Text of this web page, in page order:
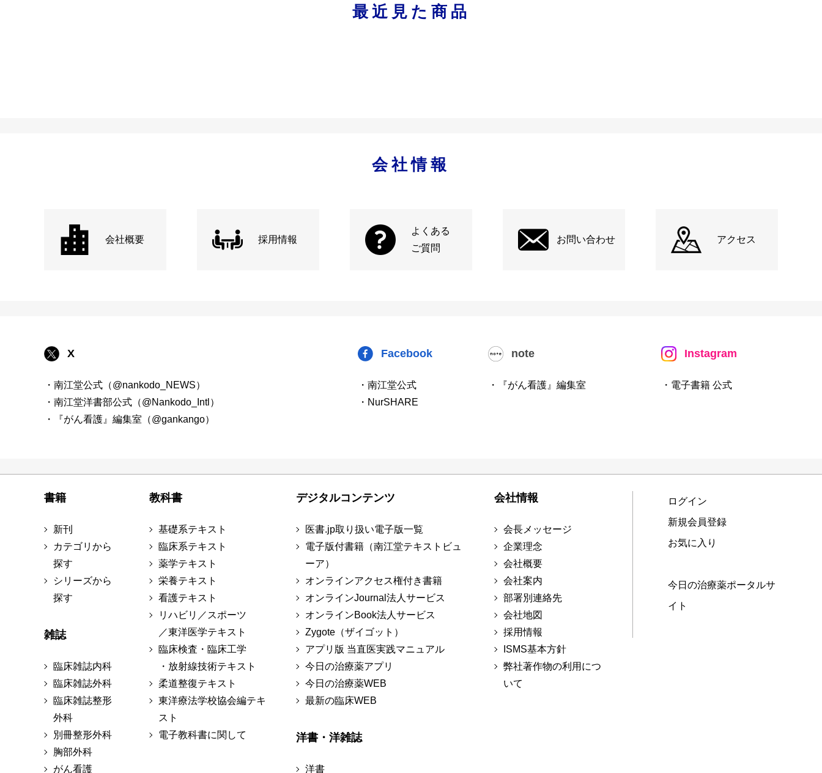
最近見た商品
会社情報
会社概要 採用情報
よくある
ご質問
お問い合わせ アクセス
X
・南江堂公式（@nankodo_NEWS）
・南江堂洋書部公式（@Nankodo_Intl）
・『がん看護』編集室（@gankango）
Facebook
・南江堂公式
・NurSHARE
note
・『がん看護』編集室
Instagram
・電子書籍 公式
書籍
新刊
カテゴリから
探す
シリーズから
探す
雑誌
臨床雑誌内科
臨床雑誌外科
臨床雑誌整形
外科
別冊整形外科
胸部外科
がん看護
教科書
基礎系テキスト
臨床系テキスト
薬学テキスト
栄養テキスト
看護テキスト
リハビリ／スポーツ
／東洋医学テキスト
臨床検査・臨床工学
・放射線技術テキスト
柔道整復テキスト
東洋療法学校協会編テキ
スト
電子教科書に関して
デジタルコンテンツ
医書.jp取り扱い電子版一覧
電子版付書籍（南江堂テキストビュ
ーア）
オンラインアクセス権付き書籍
オンラインJournal法人サービス
オンラインBook法人サービス
Zygote（ザイゴット）
アプリ版 当直医実践マニュアル
今日の治療薬アプリ
今日の治療薬WEB
最新の臨床WEB
洋書・洋雑誌
洋書
会社情報
会長メッセージ
企業理念
会社概要
会社案内
部署別連絡先
会社地図
採用情報
ISMS基本方針
弊社著作物の利用につ
いて
ログイン
新規会員登録
お気に入り
今日の治療薬ポータルサ
イト